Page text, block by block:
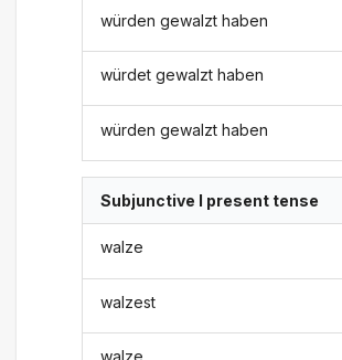
würden gewalzt haben
würdet gewalzt haben
würden gewalzt haben
Subjunctive I present tense
walze
walzest